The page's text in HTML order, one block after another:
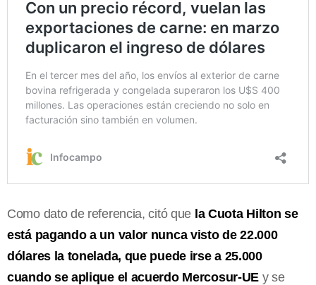
Como dato de referencia, citó que la Cuota Hilton se
está pagando a un valor nunca visto de 22.000
dólares la tonelada, que puede irse a 25.000
cuando se aplique el acuerdo Mercosur-UE y se